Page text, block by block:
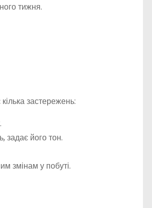
тижня.
застережень:
задає його тон.
змінам у побуті.